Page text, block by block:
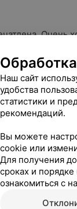
врачу?
следует
серьезных
установить
Очень
Ваш отзыв и
а Мезина
Еленской С.В.
Наш сайт
удобства
статистики и
рекомендаций.
Вы можете
cookie или
Для получения
сроках и
ознакомиться с